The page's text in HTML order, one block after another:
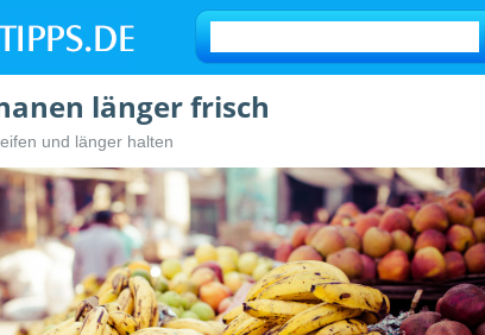
länger frisch
und länger halten